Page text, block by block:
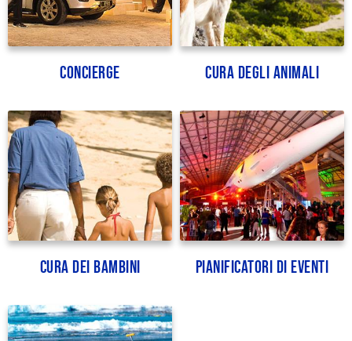
Concierge Cura degli animali
Cura dei bambini Pianificatori di eventi